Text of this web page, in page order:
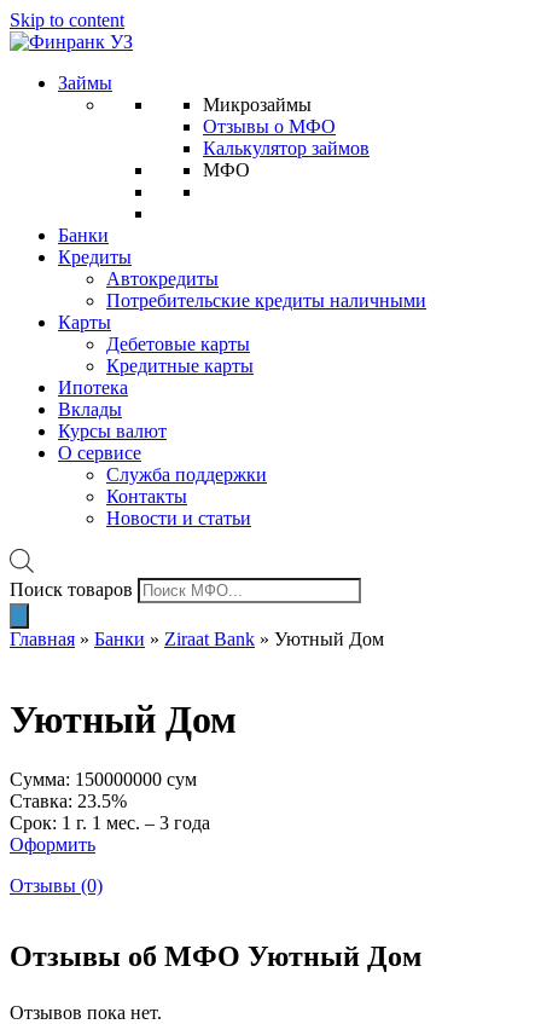
Skip to content
Займы
Микрозаймы
Отзывы о МФО
Калькулятор займов
МФО
Банки
Кредиты
Автокредиты
Потребительские кредиты наличными
Карты
Дебетовые карты
Кредитные карты
Ипотека
Вклады
Курсы валют
О сервисе
Служба поддержки
Контакты
Новости и статьи
Поиск товаров
Главная » Банки » Ziraat Bank » Уютный Дом
Уютный Дом
Сумма: 150000000 сум
Ставка: 23.5%
Срок: 1 г. 1 мес. – 3 года
Оформить
Отзывы (0)
Отзывы об МФО Уютный Дом
Отзывов пока нет.